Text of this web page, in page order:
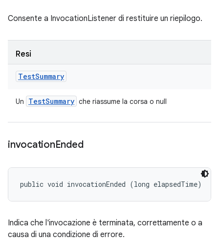
Consente a InvocationListener di restituire un riepilogo.
Resi
TestSummary
Un TestSummary che riassume la corsa o null
invocationEnded
public void invocationEnded (long elapsedTime)
Indica che l'invocazione è terminata, correttamente o a
causa di una condizione di errore.